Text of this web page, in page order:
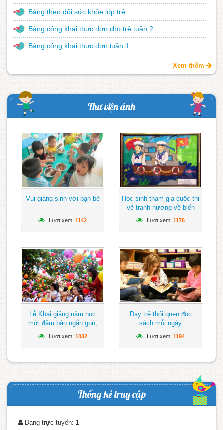
Bảng theo dõi sức khỏe lớp trẻ
Bảng công khai thực đơn cho trẻ tuần 2
Bảng công khai thực đơn tuần 1
Xem thêm
Thư viện ảnh
Vui giáng sinh với bạn bè
Lượt xem: 1142
Học sinh tham gia cuộc thi
vẽ tranh hướng về biển
Lượt xem: 1176
Lễ Khai giảng năm học
mới đảm bảo ngắn gọn,
Lượt xem: 1032
Dạy trẻ thói quen đọc
sách mỗi ngày
Lượt xem: 1194
Thống kê truy cập
Đang trực tuyến: 1